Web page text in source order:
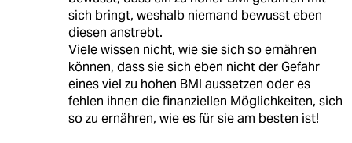
sich bringt, weshalb niemand bewusst eben
diesen anstrebt.
Viele wissen nicht, wie sie sich so ernähren
können, dass sie sich eben nicht der Gefahr
eines viel zu hohen BMI aussetzen oder es
fehlen ihnen die finanziellen Möglichkeiten, sich
so zu ernähren, wie es für sie am besten ist!